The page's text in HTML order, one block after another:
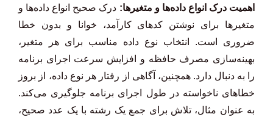
اهمیت درک انواع داده‌ها و متغیرها: درک صحیح انواع داده‌ها و
متغیرها برای نوشتن کدهای کارآمد، خوانا و بدون خطا
ضروری است. انتخاب نوع داده مناسب برای هر متغیر،
بهینه‌سازی مصرف حافظه و افزایش سرعت اجرای برنامه
را به دنبال دارد. همچنین، آگاهی از رفتار هر نوع داده، از بروز
خطاهای ناخواسته در طول اجرای برنامه جلوگیری می‌کند.
به عنوان مثال، تلاش برای جمع یک رشته با یک عدد صحیح،